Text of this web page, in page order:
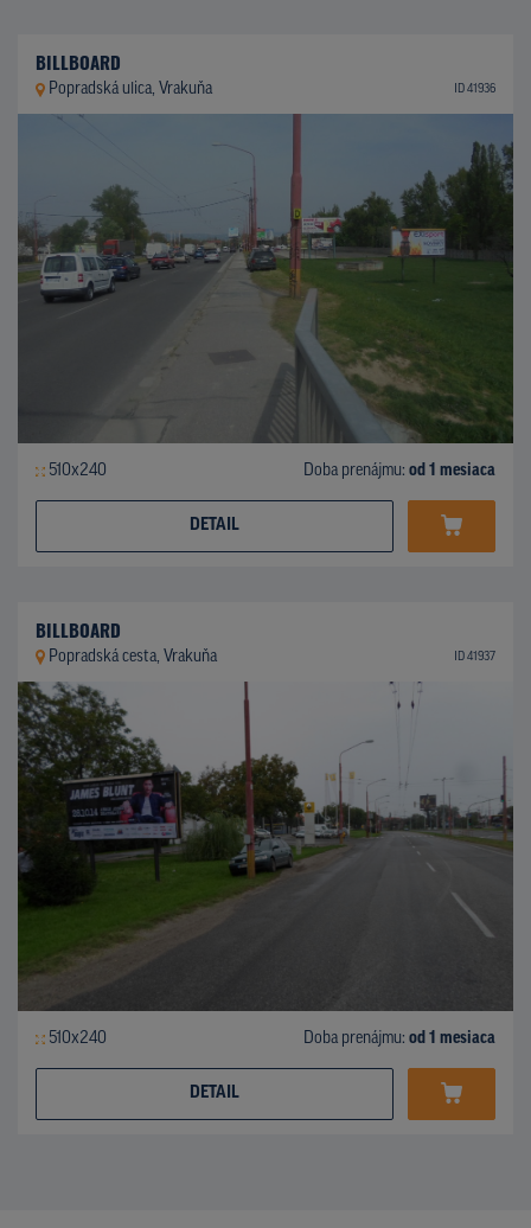
BILLBOARD
Popradská ulica, Vrakuňa ID 41936
510x240 Doba prenájmu: od 1 mesiaca
DETAIL
BILLBOARD
Popradská cesta, Vrakuňa ID 41937
510x240 Doba prenájmu: od 1 mesiaca
DETAIL